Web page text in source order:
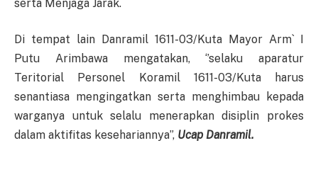
serta Menjaga Jarak.
Di tempat lain Danramil 1611-03/Kuta Mayor Arm` I
Putu Arimbawa mengatakan, ‘’selaku aparatur
Teritorial Personel Koramil 1611-03/Kuta harus
senantiasa mengingatkan serta menghimbau kepada
warganya untuk selalu menerapkan disiplin prokes
dalam aktifitas kesehariannya”, Ucap Danramil.